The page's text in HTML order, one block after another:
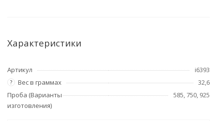
Характеристики
Артикул i6393
? Вес в граммах
32,6
Проба (Варианты
изготовления)
585, 750, 925